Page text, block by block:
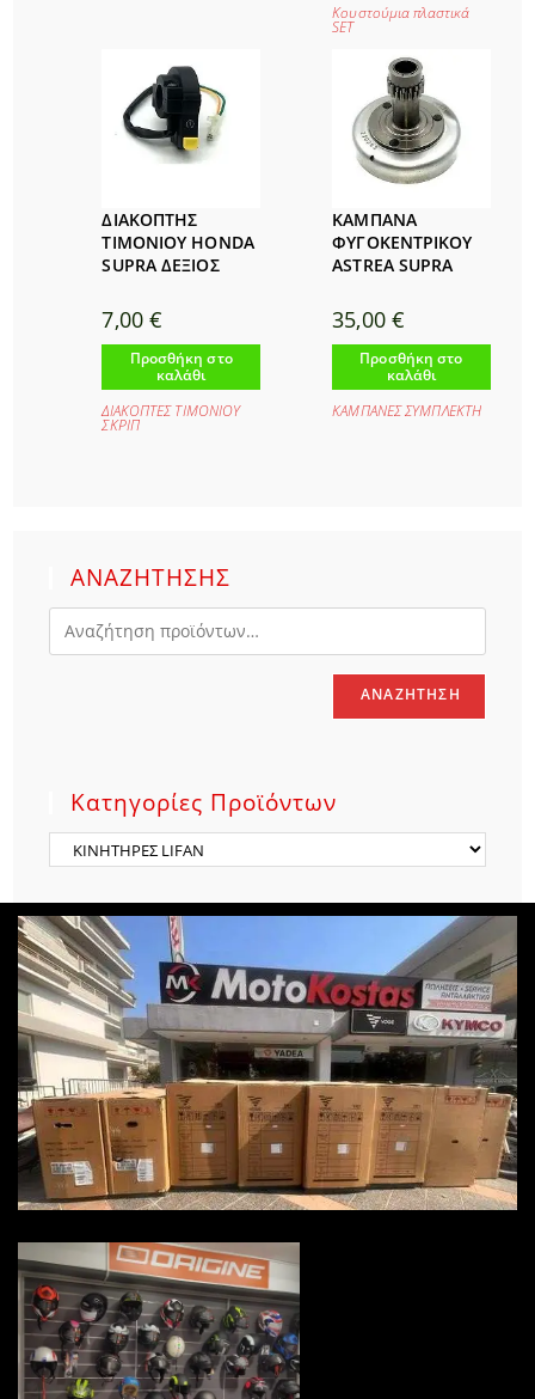
Κουστούμια πλαστικά
SET
ΔΙΑΚΟΠΤΗΣ
ΤΙΜΟΝΙΟΥ HONDA
SUPRA ΔΕΞΙΟΣ
7,00 €
Προσθήκη στο
καλάθι
ΔΙΑΚΟΠΤΕΣ ΤΙΜΟΝΙΟΥ
ΣΚΡΙΠ
ΚΑΜΠΑΝΑ
ΦΥΓΟΚΕΝΤΡΙΚΟΥ
ASTREA SUPRA
35,00 €
Προσθήκη στο
καλάθι
ΚΑΜΠΑΝΕΣ ΣΥΜΠΛΕΚΤΗ
ΑΝΑΖΗΤΗΣΗΣ
ΑΝΑΖΉΤΗΣΗ
Κατηγορίες Προϊόντων